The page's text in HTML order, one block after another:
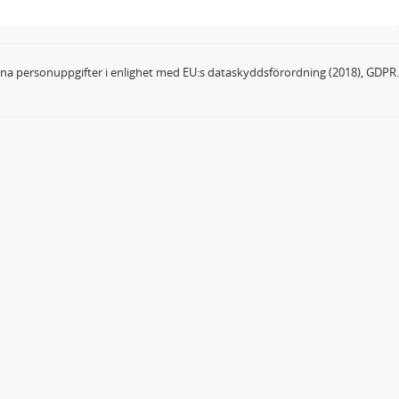
personuppgifter i enlighet med EU:s dataskyddsförordning (2018), GDPR.